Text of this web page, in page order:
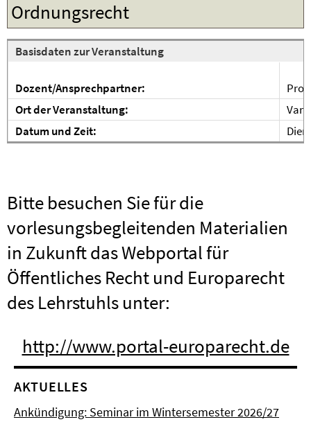
Ordnungsrecht
Basisdaten zur Veranstaltung
Dozent/Ansprechpartner:
Ort der Veranstaltung:
Datum und Zeit:
Bitte besuchen Sie für die
vorlesungsbegleitenden Materialien
in Zukunft das Webportal für
Öffentliches Recht und Europarecht
des Lehrstuhls unter:
http://www.portal-europarecht.de
AKTUELLES
Ankündigung: Seminar im Wintersemester 2026/27